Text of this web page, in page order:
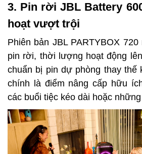
3. Pin rời JBL Battery
hoạt vượt trội
Phiên bản JBL PARTYBOX
pin rời, thời lượng hoạt động
chuẩn bị pin dự phòng thay thế
chính là điểm nâng cấp hữu
các buổi tiệc kéo dài hoặc